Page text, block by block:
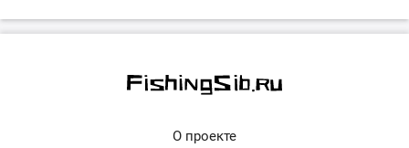
О проекте